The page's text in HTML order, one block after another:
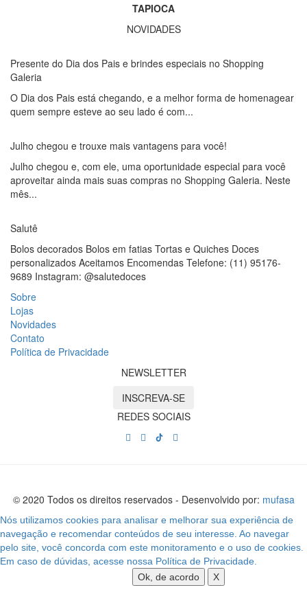
TAPIOCA
NOVIDADES
Presente do Dia dos Pais e brindes especiais no Shopping
Galeria
O Dia dos Pais está chegando, e a melhor forma de homenagear
quem sempre esteve ao seu lado é com...
Julho chegou e trouxe mais vantagens para você!
Julho chegou e, com ele, uma oportunidade especial para você
aproveitar ainda mais suas compras no Shopping Galeria. Neste
mês...
Salutê
Bolos decorados Bolos em fatias Tortas e Quiches Doces
personalizados Aceitamos Encomendas Telefone: (11) 95176-
9689 Instagram: @salutedoces
Sobre
Lojas
Novidades
Contato
Política de Privacidade
NEWSLETTER
INSCREVA-SE
REDES SOCIAIS
© 2020 Todos os direitos reservados - Desenvolvido por: mufasa
Nós utilizamos cookies para analisar e melhorar sua experiência de
navegação e recomendar conteúdos de seu interesse. Ao navegar
pelo site, você concorda com este monitoramento e o uso de cookies.
Em caso de dúvidas, acesse nossa Política de Privacidade.
Ok, de acordo
X